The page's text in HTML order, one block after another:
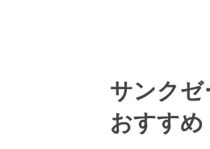
サンク
おすす